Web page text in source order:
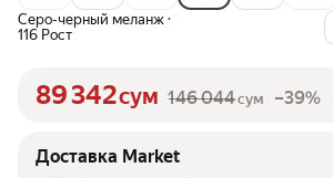
Серо-черный меланж ·
116 Рост
89 342сум 146 044сум –39%
Доставка Market